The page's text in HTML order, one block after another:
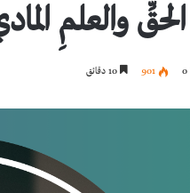
والعلمِ
0
901 10 دقائق